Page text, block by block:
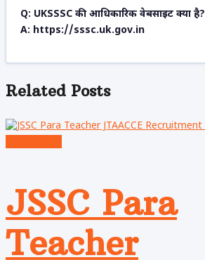
Q: UKSSSC की आधिकारिक वेबसाइट क्या है?
A: https://sssc.uk.gov.in
Related Posts
JSSC Para
Teacher